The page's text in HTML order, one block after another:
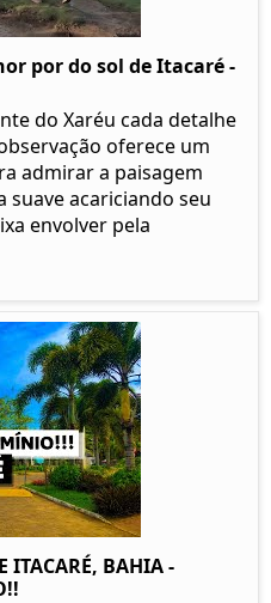
por do sol de Itacaré -
do Xaréu cada detalhe
oferece um
admirar a paisagem
suave acariciando seu
envolver pela
ITACARÉ, BAHIA -